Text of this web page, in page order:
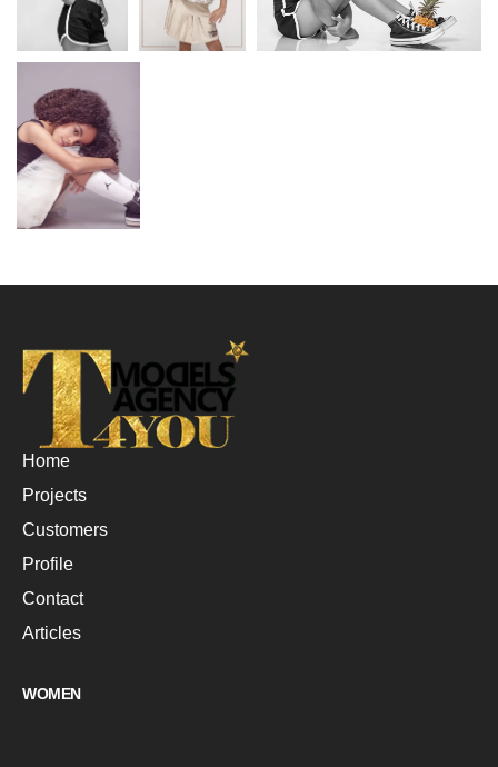
Home
Projects
Customers
Profile
Contact
Articles
WOMEN